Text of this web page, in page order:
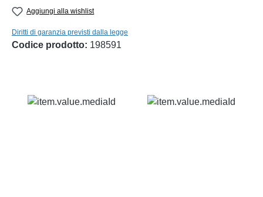
Aggiungi alla wishlist
Diritti di garanzia previsti dalla legge
Codice prodotto: 198591